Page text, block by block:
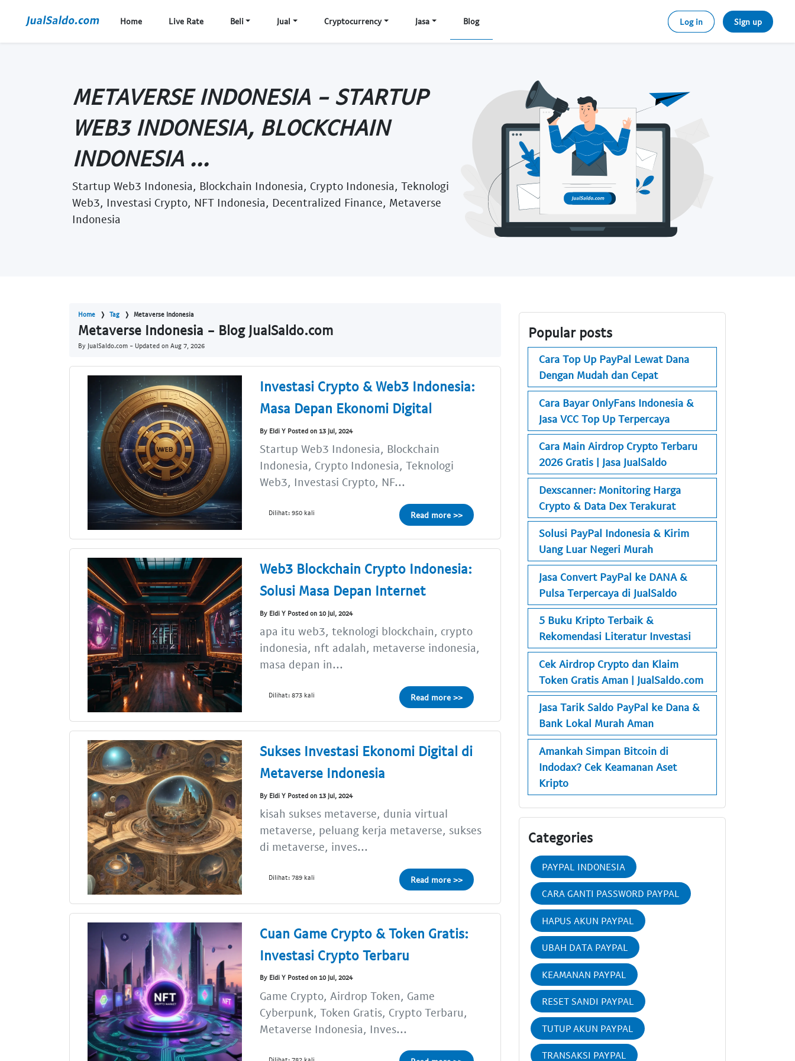
Home Live Rate Beli Jual Cryptocurrency Jasa Blog Log in Sign up
METAVERSE INDONESIA - STARTUP
WEB3 INDONESIA, BLOCKCHAIN
INDONESIA ...
Startup Web3 Indonesia, Blockchain Indonesia, Crypto Indonesia, Teknologi
Web3, Investasi Crypto, NFT Indonesia, Decentralized Finance, Metaverse
Indonesia
Home Tag Metaverse Indonesia
Metaverse Indonesia - Blog JualSaldo.com
By JualSaldo.com - Updated on Aug 7, 2026
Investasi Crypto & Web3 Indonesia:
Masa Depan Ekonomi Digital
By Eldi Y Posted on 13 Jul, 2024
Startup Web3 Indonesia, Blockchain
Indonesia, Crypto Indonesia, Teknologi
Web3, Investasi Crypto, NF...
Dilihat: 950 kali Read more >>
Web3 Blockchain Crypto Indonesia:
Solusi Masa Depan Internet
By Eldi Y Posted on 10 Jul, 2024
apa itu web3, teknologi blockchain, crypto
indonesia, nft adalah, metaverse indonesia,
masa depan in...
Dilihat: 873 kali Read more >>
Sukses Investasi Ekonomi Digital di
Metaverse Indonesia
By Eldi Y Posted on 13 Jul, 2024
kisah sukses metaverse, dunia virtual
metaverse, peluang kerja metaverse, sukses
di metaverse, inves...
Dilihat: 789 kali Read more >>
Cuan Game Crypto & Token Gratis:
Investasi Crypto Terbaru
By Eldi Y Posted on 10 Jul, 2024
Game Crypto, Airdrop Token, Game
Cyberpunk, Token Gratis, Crypto Terbaru,
Metaverse Indonesia, Inves...
Popular posts
Cara Top Up PayPal Lewat Dana
Dengan Mudah dan Cepat
Cara Bayar OnlyFans Indonesia &
Jasa VCC Top Up Terpercaya
Cara Main Airdrop Crypto Terbaru
2026 Gratis | Jasa JualSaldo
Dexscanner: Monitoring Harga
Crypto & Data Dex Terakurat
Solusi PayPal Indonesia & Kirim
Uang Luar Negeri Murah
Jasa Convert PayPal ke DANA &
Pulsa Terpercaya di JualSaldo
5 Buku Kripto Terbaik &
Rekomendasi Literatur Investasi
Cek Airdrop Crypto dan Klaim
Token Gratis Aman | JualSaldo.com
Jasa Tarik Saldo PayPal ke Dana &
Bank Lokal Murah Aman
Amankah Simpan Bitcoin di
Indodax? Cek Keamanan Aset
Kripto
Categories
PAYPAL INDONESIA
CARA GANTI PASSWORD PAYPAL
HAPUS AKUN PAYPAL
UBAH DATA PAYPAL
KEAMANAN PAYPAL
RESET SANDI PAYPAL
TUTUP AKUN PAYPAL
TRANSAKSI PAYPAL